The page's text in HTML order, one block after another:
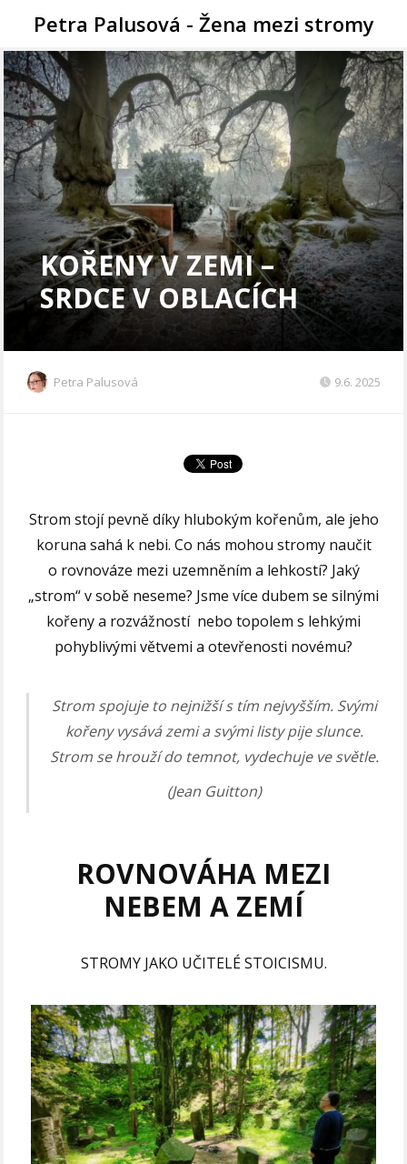
Petra Palusová - Žena mezi stromy
KOŘENY V ZEMI –
SRDCE V OBLACÍCH
Petra Palusová 9.6. 2025
Strom stojí pevně díky hlubokým kořenům, ale jeho
koruna sahá k nebi. Co nás mohou stromy naučit
o rovnováze mezi uzemněním a lehkostí? Jaký
„strom“ v sobě neseme? Jsme více dubem se silnými
kořeny a rozvážností nebo topolem s lehkými
pohyblivými větvemi a otevřenosti novému?
Strom spojuje to nejnižší s tím nejvyšším. Svými
kořeny vysává zemi a svými listy pije slunce.
Strom se hrouží do temnot, vydechuje ve světle.
(Jean Guitton)
ROVNOVÁHA MEZI
NEBEM A ZEMÍ
STROMY JAKO UČITELÉ STOICISMU.